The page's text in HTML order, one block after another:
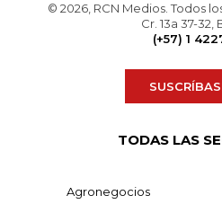
© 2026, RCN Medios. Todos
Cr. 13a 37-
(+57) 1
TODAS LAS
Agronegocios